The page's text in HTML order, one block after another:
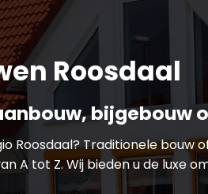
Roosdaal
bijgebouw
Roosdaal? Traditionele
A tot Z. Wij bieden u de luxe